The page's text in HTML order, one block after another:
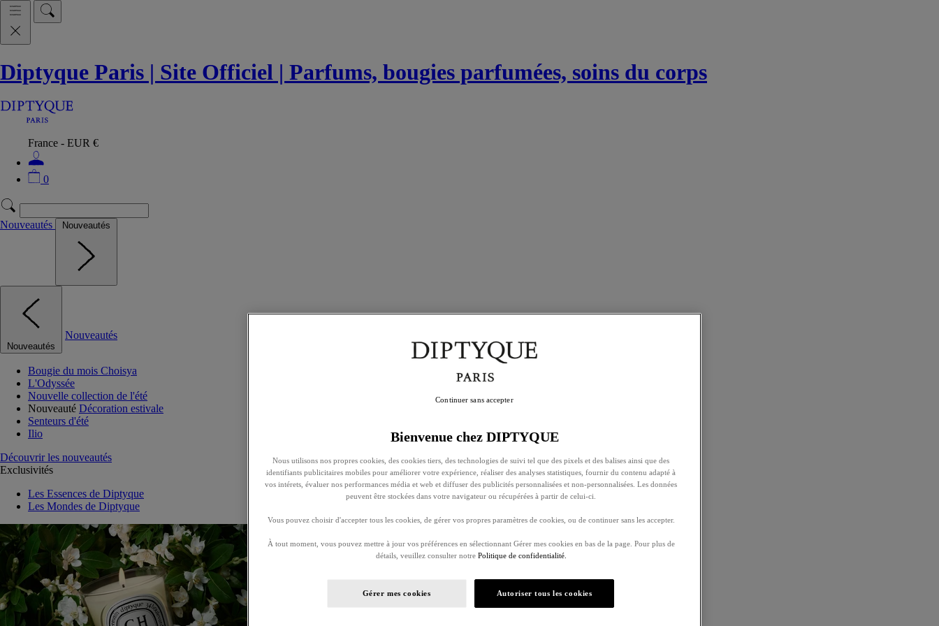
Diptyque Paris | Site Officiel | Parfums, bougies parfumées, soins du corps
France - EUR €
0
Nouveautés Nouveautés
Nouveautés
Nouveautés
Bougie du mois Choisya
L'Odyssée
Nouvelle collection de l'été
Nouveauté Décoration estivale
Senteurs d'été
Ilio
Découvrir les nouveautés
Exclusivités
Les Essences de Diptyque
Les Mondes de Diptyque
Bienvenue chez DIPTYQUE
Nous utilisons nos propres cookies, des cookies tiers, des technologies de suivi tel que des pixels et des balises ainsi que des
identifiants publicitaires mobiles pour améliorer votre expérience, réaliser des analyses statistiques, fournir du contenu adapté à
vos intérets, évaluer nos performances média et web et diffuser des publicités personnalisées et non-personnalisées. Les données
peuvent être stockées dans votre navigateur ou récupérées à partir de celui-ci.
Vous pouvez choisir d'accepter tous les cookies, de gérer vos propres paramètres de cookies, ou de continuer sans les accepter.
À tout moment, vous pouvez mettre à jour vos préférences en sélectionnant Gérer mes cookies en bas de la page. Pour plus de
détails, veuillez consulter notre Politique de confidentialité.
Gérer mes cookies Autoriser tous les cookies
Continuer sans accepter